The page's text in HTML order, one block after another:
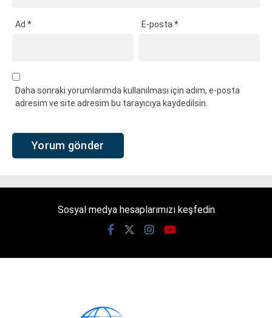
Ad * E-posta*
Daha sonraki yorumlarımda kullanılması için adım, e-posta
adresim ve site adresim bu tarayıcıya kaydedilsin.
Sosyal medya hesaplarımızı keşfedin